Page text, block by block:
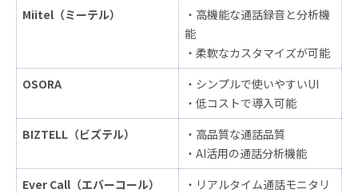
Miitel（ミーテル）
・高機能な通話録音と分析機
能
・柔軟なカスタマイズが可能
OSORA
・シンプルで使いやすいUI
・低コストで導入可能
BIZTELL（ビズテル）
・高品質な通話品質
・AI活用の通話分析機能
Ever Call（エバーコール）
・リアルタイム通話モニタリ